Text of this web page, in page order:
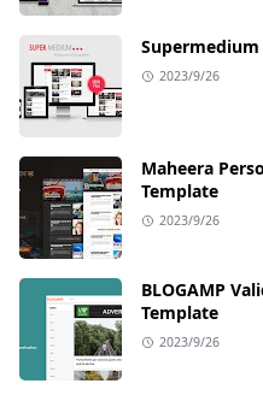
Supermedium
2023/9/26
Maheera
Template
2023/9/26
BLOGAMP
Template
2023/9/26